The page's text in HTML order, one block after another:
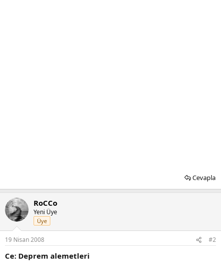
Cevapla
RoCCo
Yeni Üye
Üye
19 Nisan 2008 #2
Ce: Deprem alemetleri